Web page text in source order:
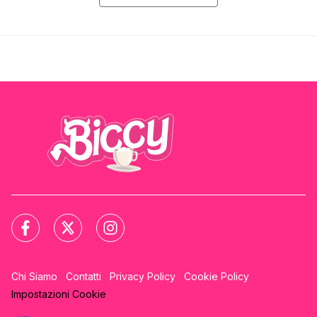
Chi Siamo Contatti Privacy Policy
Cookie Policy
Impostazioni Cookie